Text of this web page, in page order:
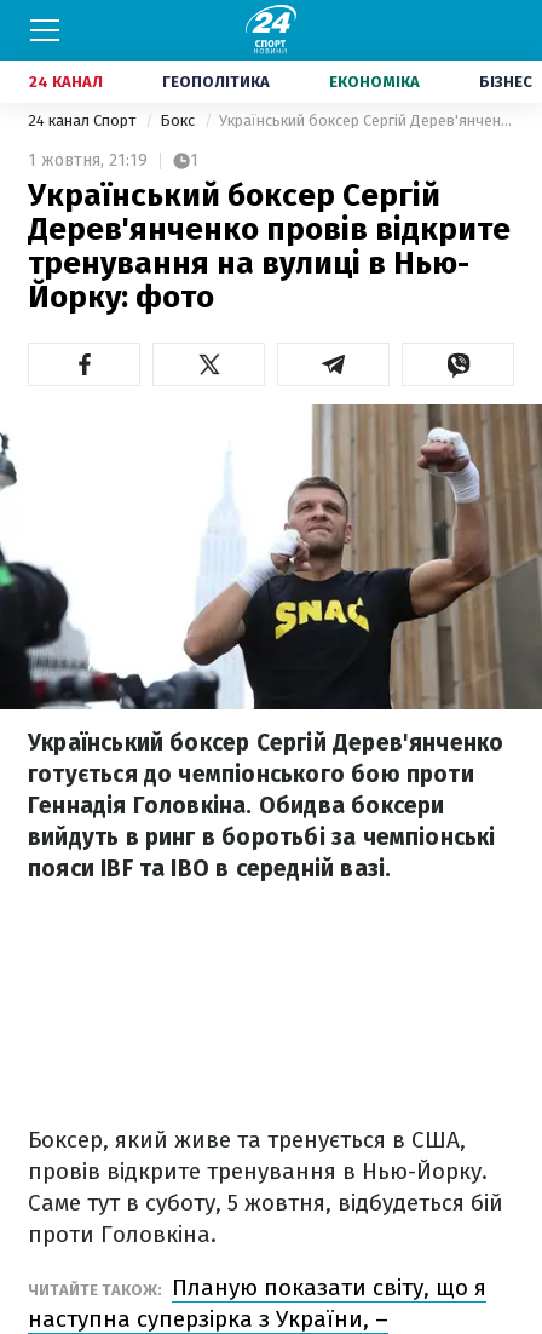
24 КАНАЛ ГЕОПОЛІТИКА ЕКОНОМІКА БІЗНЕС
24 канал Спорт Бокс Український боксер Сергій Дерев'янченко провів відкрите тренування на вулиці в Нью-Йорку: фото
1 жовтня, 21:19 1
Український боксер Сергій
Дерев'янченко провів відкрите
тренування на вулиці в Нью-
Йорку: фото
Український боксер Сергій Дерев'янченко
готується до чемпіонського бою проти
Геннадія Головкіна. Обидва боксери
вийдуть в ринг в боротьбі за чемпіонські
пояси IBF та IBO в середній вазі.
Боксер, який живе та тренується в США,
провів відкрите тренування в Нью-Йорку.
Саме тут в суботу, 5 жовтня, відбудеться бій
проти Головкіна.
ЧИТАЙТЕ ТАКОЖ:
Планую показати світу, що я
наступна суперзірка з України, –